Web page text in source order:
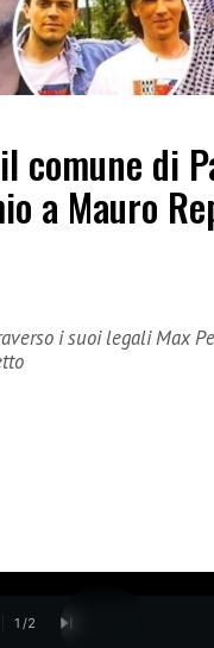
comune di
a Mauro
i suoi legali Max
1 /2